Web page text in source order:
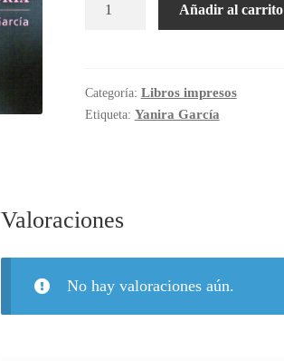
cantidad
Añadir al carrito
Categoría: Libros impresos
Etiqueta: Yanira García
Valoraciones
No hay valoraciones aún.